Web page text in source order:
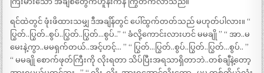
ရင်ထဲတွင် ဖုံးဖိထားသမျှ ဒီအချိန်တွင် ပေါ်ထွက်တတ်သည် မဟုတ်ပါလား။ “
ပြွတ်..ပြွတ်..စွပ်..ပြွတ်..ပြွတ်…စွပ်..” “ ခံလို့ကောင်းလားဟင် မမချို ” “ အာ..မ
မေးနဲ့ကွာ..မမရှက်တယ်..အင့်ဟင့်… ” “ ပြွတ်…ပြွတ်..စွပ်..ပြွတ်..ပြွတ်…စွပ်.. ”
“ မမချို စောက်ဖုတ်ကြီးကို လိုးရတာ သိပ်ပြီးအရသာရှိတာဘဲ..တစ်ချီနဲ့တော့